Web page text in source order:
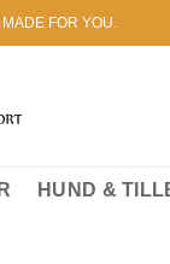
FOR YOU.
HUND &